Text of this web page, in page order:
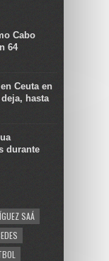
Cabo
64
Ceuta en
hasta
durante
SAÁ